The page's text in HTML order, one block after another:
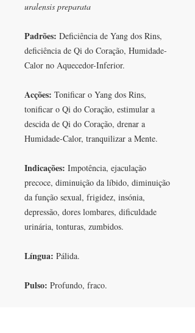
uralensis preparata
Padrões: Deficiência de Yang dos Rins,
deficiência de Qi do Coração, Humidade-
Calor no Aquecedor-Inferior.
Acções: Tonificar o Yang dos Rins,
tonificar o Qi do Coração, estimular a
descida de Qi do Coração, drenar a
Humidade-Calor, tranquilizar a Mente.
Indicações: Impotência, ejaculação
precoce, diminuição da líbido, diminuição
da função sexual, frigidez, insónia,
depressão, dores lombares, dificuldade
urinária, tonturas, zumbidos.
Língua: Pálida.
Pulso: Profundo, fraco.